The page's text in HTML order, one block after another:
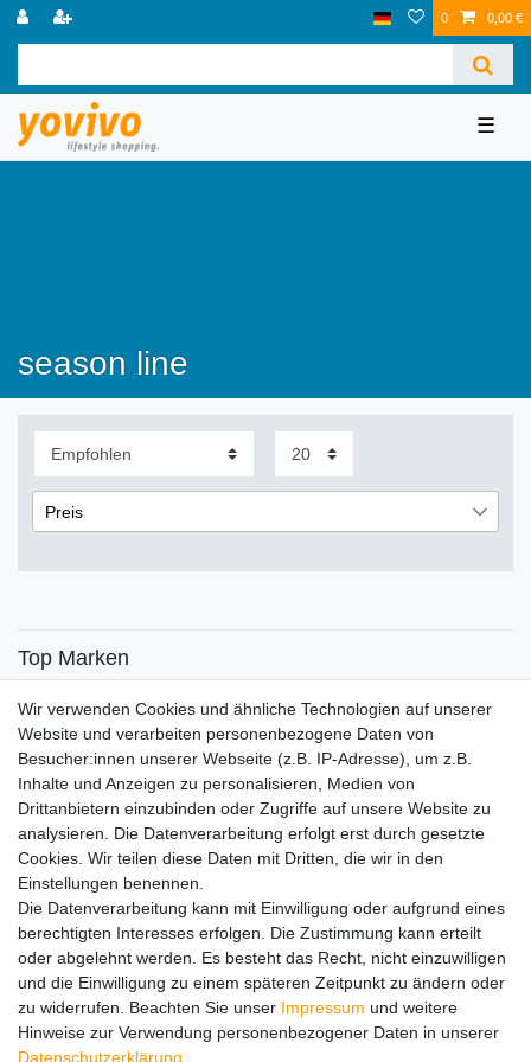
0 0,00 €
☰
season line
Preis
Übernehmen
Top Marken
Top Themen
Adventskalender
Service
Versandinfos
FAQ
Ersatzteile
Registrieren
Wir versenden mit
Wir verwenden Cookies und ähnliche Technologien auf unserer
Website und verarbeiten personenbezogene Daten von
Besucher:innen unserer Webseite (z.B. IP-Adresse), um z.B.
Inhalte und Anzeigen zu personalisieren, Medien von
Drittanbietern einzubinden oder Zugriffe auf unsere Website zu
analysieren. Die Datenverarbeitung erfolgt erst durch gesetzte
Cookies. Wir teilen diese Daten mit Dritten, die wir in den
Einstellungen benennen.
Die Datenverarbeitung kann mit Einwilligung oder aufgrund eines
berechtigten Interesses erfolgen. Die Zustimmung kann erteilt
oder abgelehnt werden. Es besteht das Recht, nicht einzuwilligen
und die Einwilligung zu einem späteren Zeitpunkt zu ändern oder
zu widerrufen. Beachten Sie unser Impressum und weitere
Hinweise zur Verwendung personenbezogener Daten in unserer
Daten­schutz­erklärung